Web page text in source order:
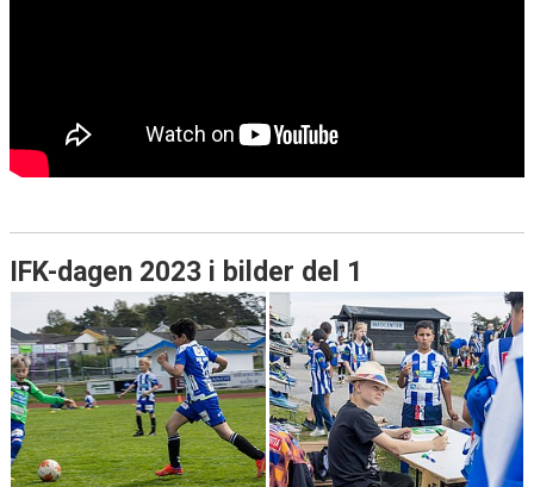
IFK-dagen 2023 i bilder del 1